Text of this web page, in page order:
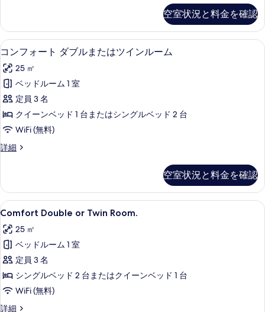
ト
の
す
べ
て
の
写
真
を
す
る
ー
ト
ス
ー
ト
詳
細
空室状況と料金を確認
コ
ン
フ
ォ
ー
ト
ダ
ブ
ま
た
は
ツ
イ
ン
ル
ー
ム
コンフォート ダブルまたはツインル
11
コンフォート ダブルまたはツインルーム
25 ㎡
ベッドルーム 1 室
定員 3 名
クイーンベッド 1 台またはシングルベッド 2 台
WiFi (無料)
詳細
コ
ー
ト
ダ
ル
ま
は
ツ
イ
ン
ル
空室状況と料金を確認
Comfort
Double
or
Twin
Room.
の
す
べ
Comfort Double or Twin Room. | ミ
4
Comfort Double or Twin Room.
25 ㎡
ベッドルーム 1 室
定員 3 名
シングルベッド 2 台またはクイーンベッド 1 台
WiFi (無料)
詳細
Comfort